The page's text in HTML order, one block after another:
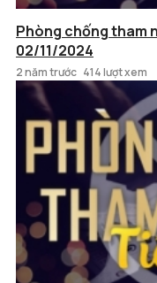
Phòng chống tham
02/11/2024
2 năm trước 414 lượt xem